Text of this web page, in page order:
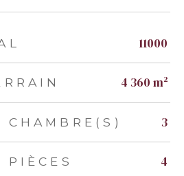
TRAD_ZEPHYR_Valeurs
11000
4 360 m²
CHAMBRE(S) 3
PIÈCES 4